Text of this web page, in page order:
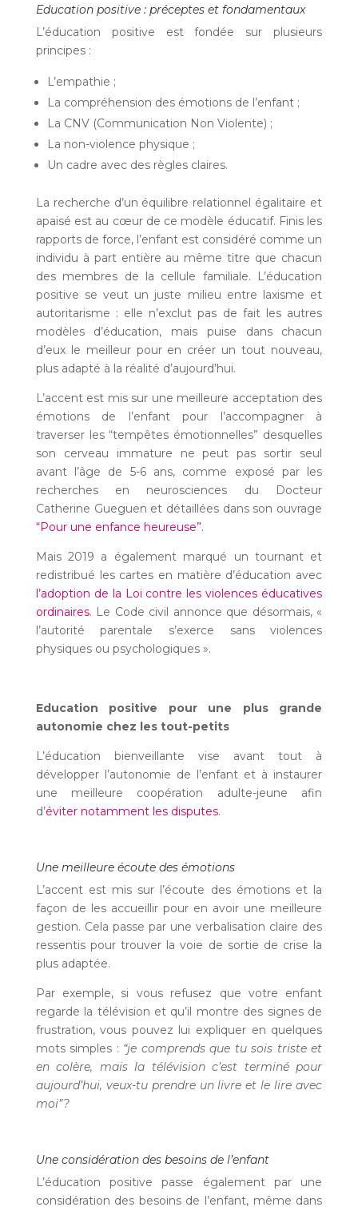
Education positive : préceptes et fondamentaux
L’éducation positive est fondée sur plusieurs
principes :
L’empathie ;
La compréhension des émotions de l’enfant ;
La CNV (Communication Non Violente) ;
La non-violence physique ;
Un cadre avec des règles claires.
La recherche d’un équilibre relationnel égalitaire et
apaisé est au cœur de ce modèle éducatif. Finis les
rapports de force, l’enfant est considéré comme un
individu à part entière au même titre que chacun
des membres de la cellule familiale. L’éducation
positive se veut un juste milieu entre laxisme et
autoritarisme : elle n’exclut pas de fait les autres
modèles d’éducation, mais puise dans chacun
d’eux le meilleur pour en créer un tout nouveau,
plus adapté à la réalité d’aujourd’hui.
L’accent est mis sur une meilleure acceptation des
émotions de l’enfant pour l’accompagner à
traverser les “tempêtes émotionnelles” desquelles
son cerveau immature ne peut pas sortir seul
avant l’âge de 5-6 ans, comme exposé par les
recherches en neurosciences du Docteur
Catherine Gueguen et détaillées dans son ouvrage
“Pour une enfance heureuse”.
Mais 2019 a également marqué un tournant et
redistribué les cartes en matière d’éducation avec
l’adoption de la Loi contre les violences éducatives
ordinaires. Le Code civil annonce que désormais, «
l’autorité parentale s’exerce sans violences
physiques ou psychologiques ».
Education positive pour une plus grande
autonomie chez les tout-petits
L’éducation bienveillante vise avant tout à
développer l’autonomie de l’enfant et à instaurer
une meilleure coopération adulte-jeune afin
d’éviter notamment les disputes.
Une meilleure écoute des émotions
L’accent est mis sur l’écoute des émotions et la
façon de les accueillir pour en avoir une meilleure
gestion. Cela passe par une verbalisation claire des
ressentis pour trouver la voie de sortie de crise la
plus adaptée.
Par exemple, si vous refusez que votre enfant
regarde la télévision et qu’il montre des signes de
frustration, vous pouvez lui expliquer en quelques
mots simples : “je comprends que tu sois triste et
en colère, mais la télévision c’est terminé pour
aujourd’hui, veux-tu prendre un livre et le lire avec
moi”?
Une considération des besoins de l’enfant
L’éducation positive passe également par une
considération des besoins de l’enfant, même dans